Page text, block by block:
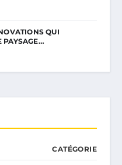
QUI
PAYSAGE…
CATÉGORIE